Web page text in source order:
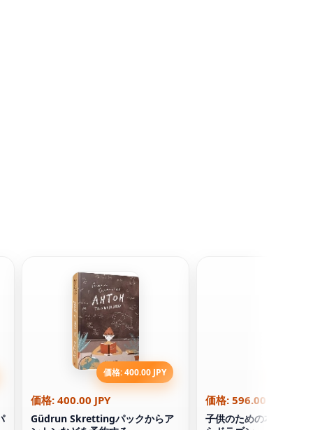
価格: 400.00 JPY
価格: 400.00 JPY
Güdrun Skrettingパックからア
価格: 596.00 JPY
子供のための本フェン